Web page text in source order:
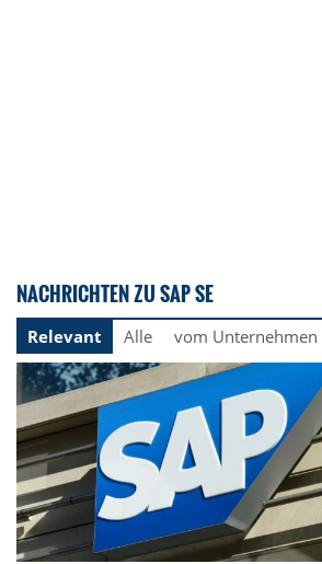
NACHRICHTEN ZU SAP SE
Relevant Alle vom Unternehmen